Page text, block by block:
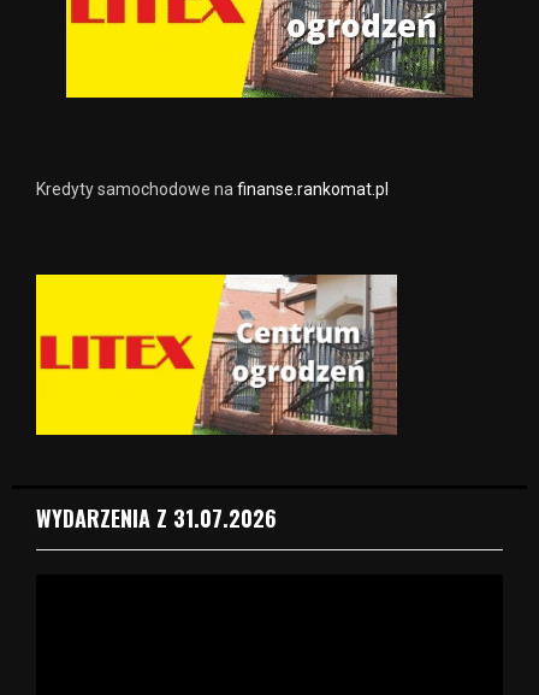
Kredyty samochodowe na finanse.rankomat.pl
WYDARZENIA Z 31.07.2026